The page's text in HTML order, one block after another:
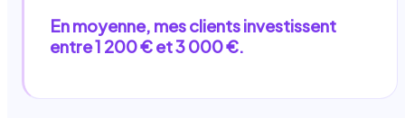
En moyenne, mes clients investissent
entre 1 200 € et 3 000 €.